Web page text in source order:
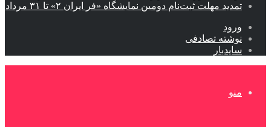
تمدید مهلت ثبت‌نام دومین نمایشگاه «فر ایران ۲» تا ۳۱ مرداد
ورود
نوشته تصادفی
سایدبار
منو